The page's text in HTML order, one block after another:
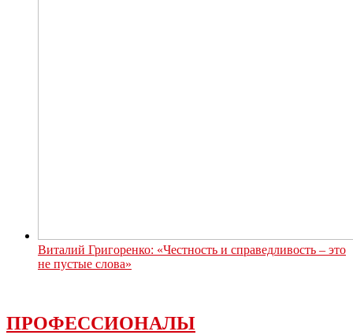
Виталий Григоренко: «Честность и справедливость – это
не пустые слова»
ПРОФЕССИОНАЛЫ